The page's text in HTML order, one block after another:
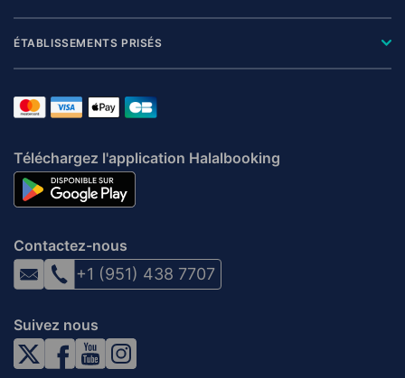
ÉTABLISSEMENTS PRISÉS
Téléchargez l'application Halalbooking
Contactez-nous
+1 (951) 438 7707
Suivez nous